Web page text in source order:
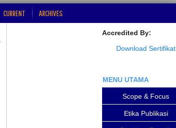
Accredited By:
Download Sertifikat
MENU UTAMA
Scope & Focus
Etika Publikasi
CURRENT ARCHIVES